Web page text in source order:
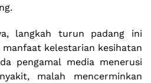
langkah turun padang ini
kelestarian kesihatan
pengamal media menerusi
malah mencerminkan